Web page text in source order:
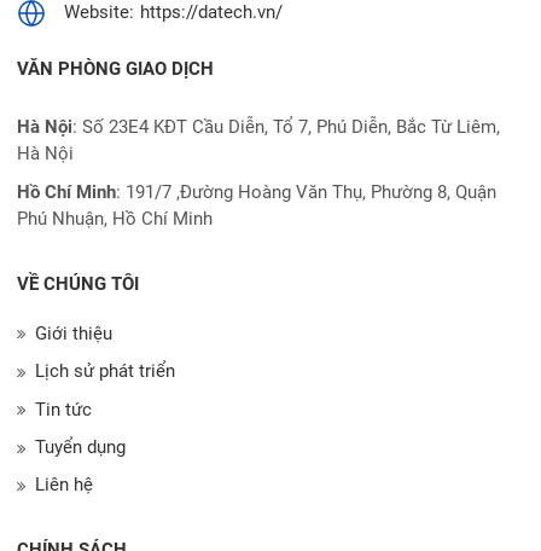
Website: https://datech.vn/
VĂN PHÒNG GIAO DỊCH
Hà Nội: Số 23E4 KĐT Cầu Diễn, Tổ 7, Phú Diễn, Bắc Từ Liêm,
Hà Nội
Hồ Chí Minh: 191/7 ,Đường Hoàng Văn Thụ, Phường 8, Quận
Phú Nhuận, Hồ Chí Minh
VỀ CHÚNG TÔI
Giới thiệu
Lịch sử phát triển
Tin tức
Tuyển dụng
Liên hệ